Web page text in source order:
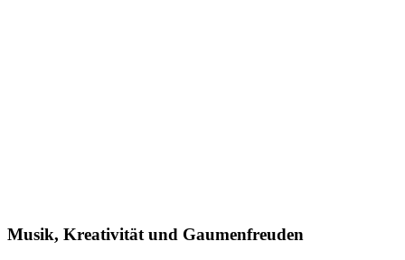
Musik, Kreativität und Gaumenfreuden